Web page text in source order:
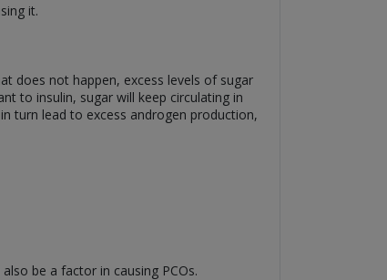
it.
does not happen, excess levels of sugar
to insulin, sugar will keep circulating in
turn lead to excess androgen production,
be a factor in causing PCOs.